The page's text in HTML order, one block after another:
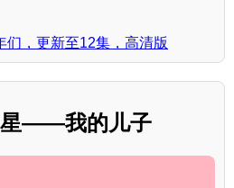
们，更新至12集，高清版
星——我的儿子